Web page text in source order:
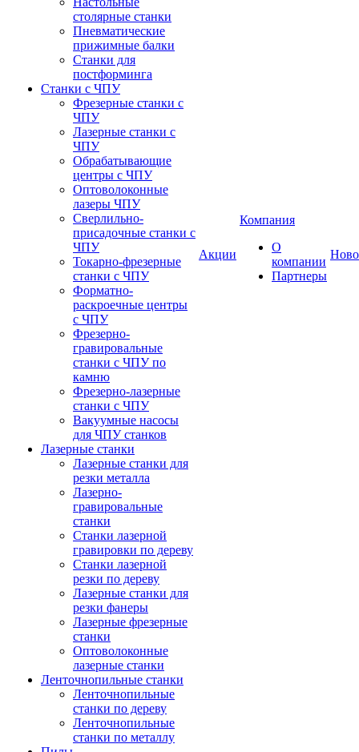
столярные станки
Пневматические
прижимные балки
Станки для
постформинга
Станки с ЧПУ
Фрезерные станки с
ЧПУ
Лазерные станки с
ЧПУ
Обрабатывающие
центры с ЧПУ
Оптоволоконные
лазеры ЧПУ
Сверлильно-
присадочные станки с
ЧПУ
Токарно-фрезерные
станки с ЧПУ
Форматно-
раскроечные центры
с ЧПУ
Фрезерно-
гравировальные
станки с ЧПУ по
камню
Фрезерно-лазерные
станки с ЧПУ
Вакуумные насосы
для ЧПУ станков
Лазерные станки
Лазерные станки для
резки металла
Лазерно-
гравировальные
станки
Станки лазерной
гравировки по дереву
Станки лазерной
резки по дереву
Лазерные станки для
резки фанеры
Лазерные фрезерные
станки
Оптоволоконные
лазерные станки
Ленточнопильные станки
Ленточнопильные
станки по дереву
Ленточнопильные
станки по металлу
Акции
Компания
О
компании
Партнеры